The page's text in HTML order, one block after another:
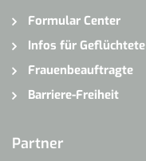
Formular Center
Infos für Geflüchtete
Frauenbeauftragte
Barriere-Freiheit
Partner